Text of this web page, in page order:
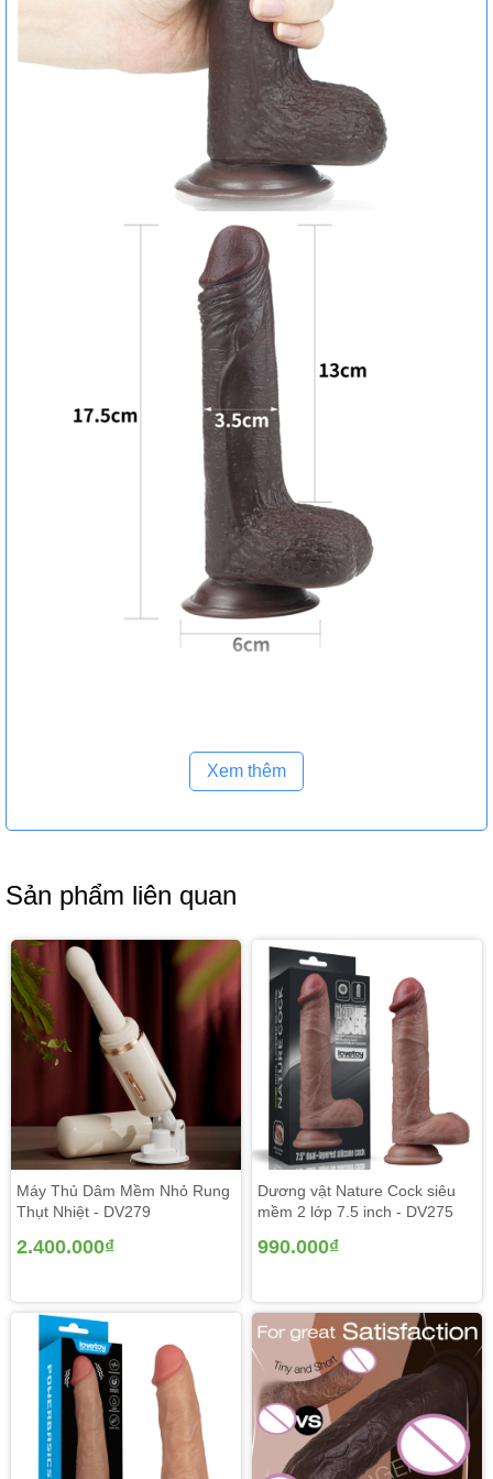
Xem thêm
Sản phẩm liên quan
Máy Thủ Dâm Mềm Nhỏ Rung
Thụt Nhiệt - DV279
2.400.000₫
Dương vật Nature Cock siêu
mềm 2 lớp 7.5 inch - DV275
990.000₫